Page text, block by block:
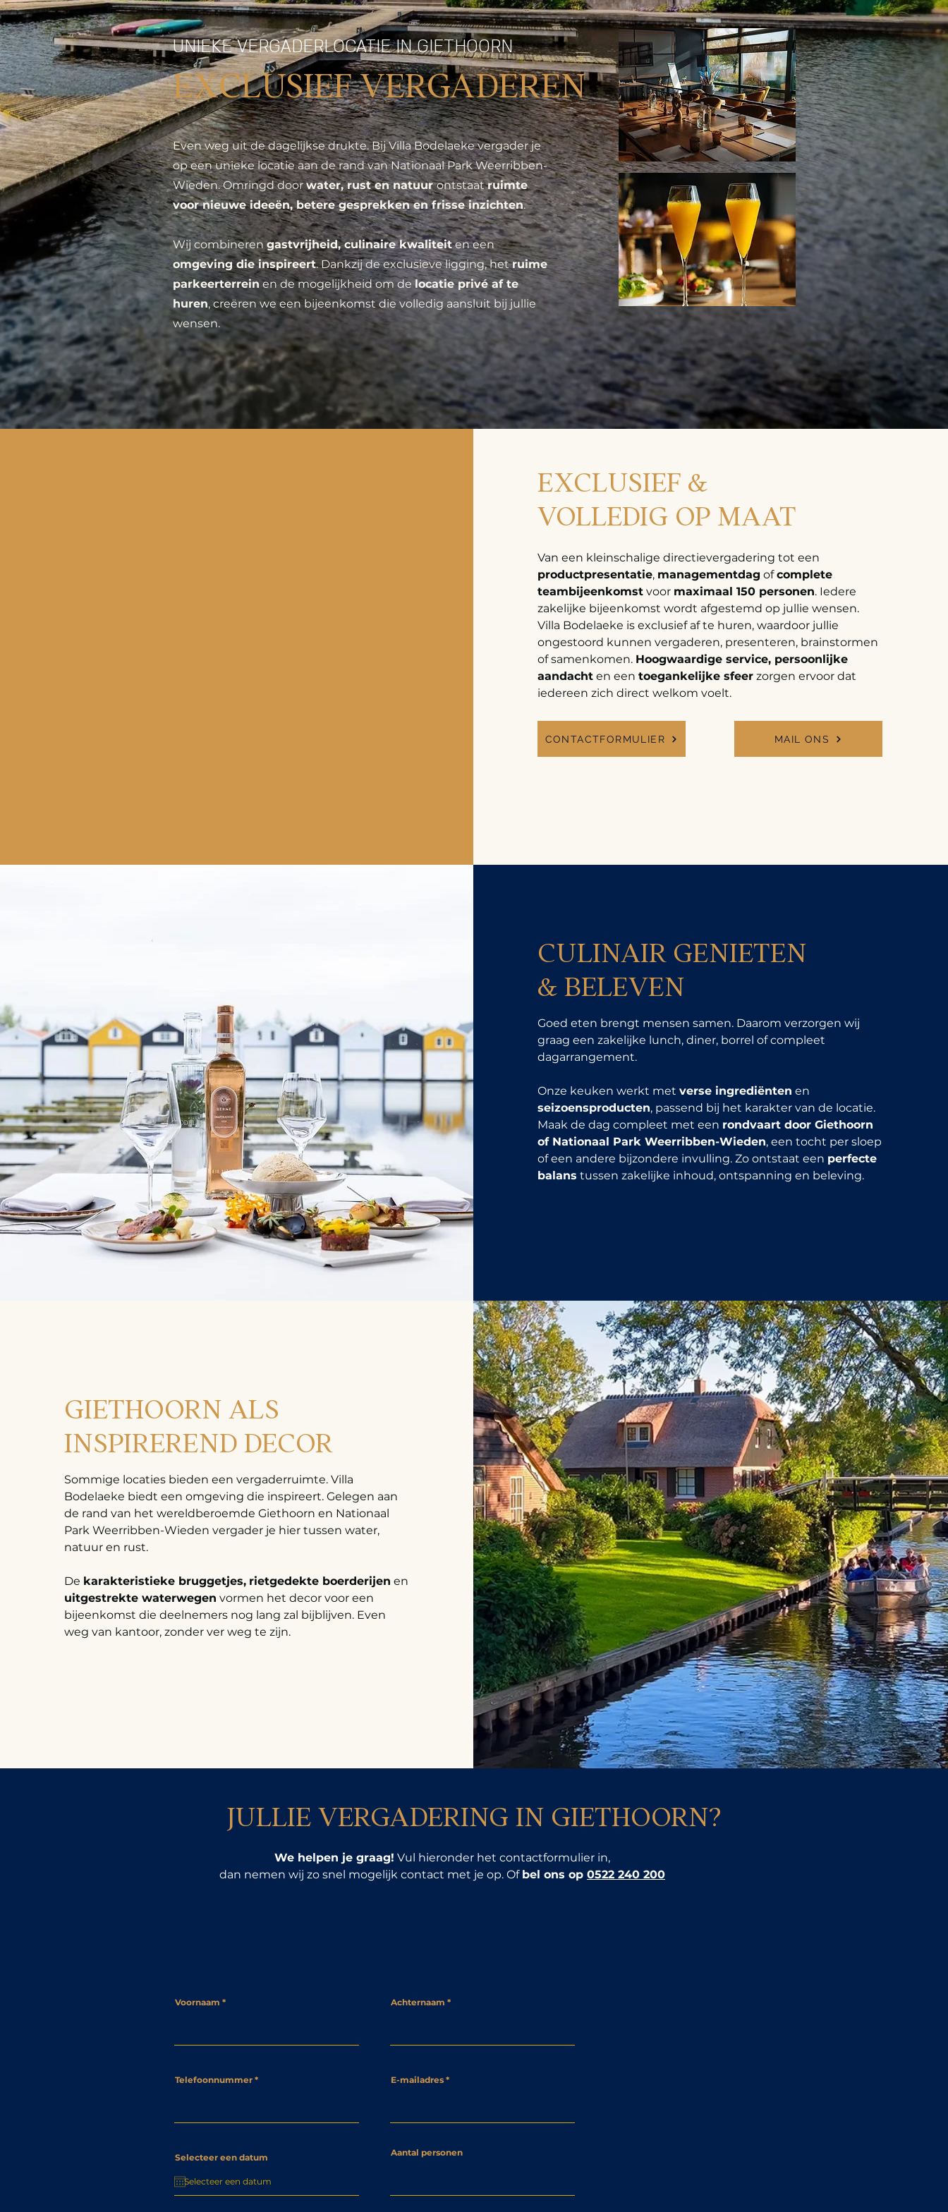
UNIEKE VERGADERLOCATIE IN GIETHOORN
EXCLUSIEF VERGADEREN
Even weg uit de dagelijkse drukte. Bij Villa Bodelaeke vergader je
op een unieke locatie aan de rand van Nationaal Park Weerribben-
Wieden. Omringd doorwater, rust en natuurontstaatruimte
voor nieuwe ideeën, betere gesprekken en frisse inzichten.
Wij combineren gastvrijheid, culinaire kwaliteiten een
omgeving die inspireert. Dankzij de exclusieve ligging, hetruime
parkeerterrein en de mogelijkheid om delocatie privé af te
huren, creëren we een bijeenkomst die volledig aansluit bij jullie
wensen.
EXCLUSIEF &
VOLLEDIG OP MAAT
Van een kleinschalige directievergadering tot een
productpresentatie, managementdag ofcomplete
teambijeenkomstvoor maximaal 150 personen. Iedere
zakelijke bijeenkomst wordt afgestemd op jullie wensen.
Villa Bodelaeke is exclusief af te huren, waardoor jullie
ongestoord kunnen vergaderen, presenteren, brainstormen
of samenkomen. Hoogwaardige service, persoonlijke
aandachten een toegankelijke sfeerzorgen ervoor dat
iedereen zich direct welkom voelt.
CONTACTFORMULIER MAIL ONS
CULINAIR GENIETEN
& BELEVEN
Goed eten brengt mensen samen. Daarom verzorgen wij
graag een zakelijke lunch, diner, borrel of compleet
dagarrangement.
Onze keuken werkt met verse ingrediënten en
seizoensproducten, passend bij het karakter van de locatie.
Maak de dag compleet met een rondvaart door Giethoorn
of Nationaal Park Weerribben-Wieden, een tocht per sloep
of een andere bijzondere invulling. Zo ontstaat een perfecte
balans tussen zakelijke inhoud, ontspanning en beleving.
GIETHOORN ALS
INSPIREREND DECOR
Sommige locaties bieden een vergaderruimte. Villa
Bodelaeke biedt een omgeving die inspireert. Gelegen aan
de rand van het wereldberoemde Giethoorn en Nationaal
Park Weerribben-Wieden vergader je hier tussen water,
natuur en rust.
De karakteristieke bruggetjes, rietgedekte boerderijen en
uitgestrekte waterwegen vormen het decor voor een
bijeenkomst die deelnemers nog lang zal bijblijven. Even
weg van kantoor, zonder ver weg te zijn.
JULLIE VERGADERING IN GIETHOORN?
We helpen je graag! Vul hieronder het contactformulier in,
dan nemen wij zo snel mogelijk contact met je op. Of bel ons op 0522 240 200
Voornaam Achternaam
Telefoonnummer E-mailadres
Selecteer een datum Aantal personen